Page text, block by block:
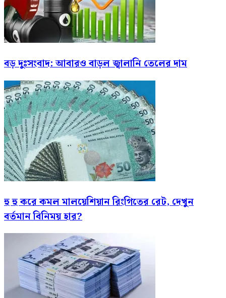
বড় দুঃসংবাদ: আবারও বাড়ল জ্বালানি তেলের দাম
হু হু করে কমল মালয়েশিয়ান রিংগিতের রেট, দেখুন
বর্তমান বিনিময় হার?